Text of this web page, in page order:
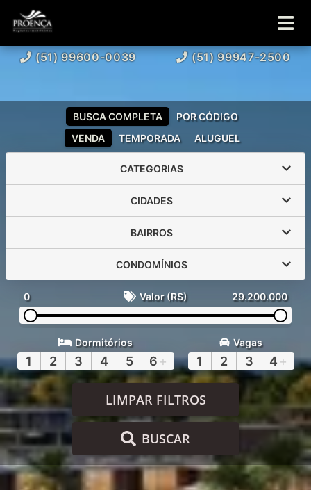
(51) 99600-0039 (51) 99947-2500
VENDA TEMPORADA ALUGUEL
BUSCA COMPLETA POR CÓDIGO
CATEGORIAS
CIDADES
BAIRROS
CONDOMÍNIOS
0 Valor (R$) 29.200.000
Dormitórios
1 2 3 4 5 6 +
Vagas
1 2 3 4 +
LIMPAR FILTROS
BUSCAR